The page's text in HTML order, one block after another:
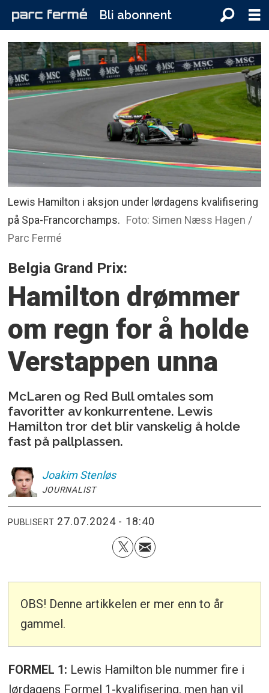
Bli abonnent
Lewis Hamilton i aksjon under lørdagens kvalifisering
på Spa-Francorchamps. Foto: Simen Næss Hagen /
Parc Fermé
Belgia Grand Prix:
Hamilton drømmer
om regn for å holde
Verstappen unna
McLaren og Red Bull omtales som
favoritter av konkurrentene. Lewis
Hamilton tror det blir vanskelig å holde
fast på pallplassen.
Joakim Stenløs
JOURNALIST
PUBLISERT 27.07.2024 - 18:40
OBS! Denne artikkelen er mer enn to år
gammel.
FORMEL 1: Lewis Hamilton ble nummer fire i
lørdagens Formel 1-kvalifisering, men han vil